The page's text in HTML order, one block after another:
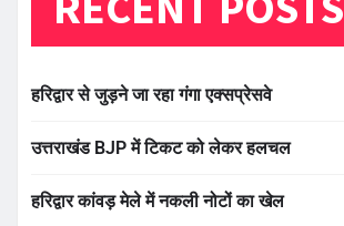
हरिद्वार से जुड़ने जा रहा गंगा एक्सप्रेसवे
उत्तराखंड BJP में टिकट को लेकर हलचल
हरिद्वार कांवड़ मेले में नकली नोटों का खेल